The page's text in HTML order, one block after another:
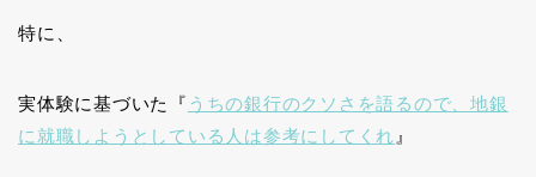
特に、
実体験に基づいた『 うちの銀行のクソさを語るので、地銀
に就職しようとしている人は参考にしてくれ 』